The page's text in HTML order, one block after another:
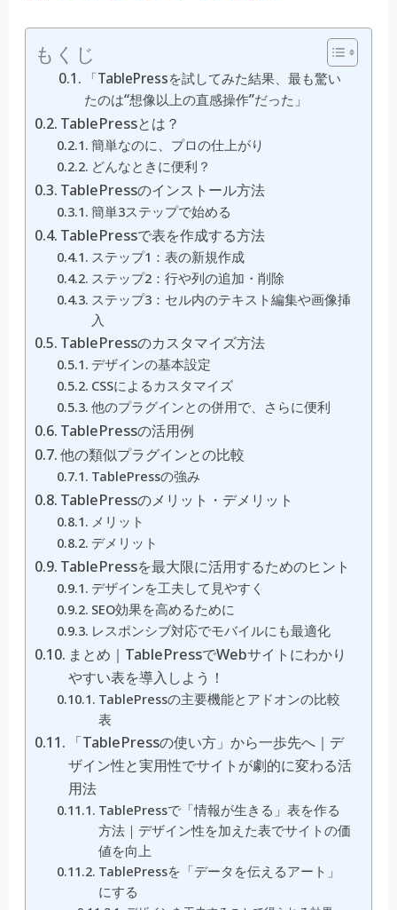
もくじ
「TablePressを試してみた結果、最も驚い
たのは“想像以上の直感操作”だった」
TablePressとは？
簡単なのに、プロの仕上がり
どんなときに便利？
TablePressのインストール方法
簡単3ステップで始める
TablePressで表を作成する方法
ステップ1：表の新規作成
ステップ2：行や列の追加・削除
ステップ3：セル内のテキスト編集や画像挿
入
TablePressのカスタマイズ方法
デザインの基本設定
CSSによるカスタマイズ
他のプラグインとの併用で、さらに便利
TablePressの活用例
他の類似プラグインとの比較
TablePressの強み
TablePressのメリット・デメリット
メリット
デメリット
TablePressを最大限に活用するためのヒント
デザインを工夫して見やすく
SEO効果を高めるために
レスポンシブ対応でモバイルにも最適化
まとめ｜TablePressでWebサイトにわかり
やすい表を導入しよう！
TablePressの主要機能とアドオンの比較
表
「TablePressの使い方」から一歩先へ｜デ
ザイン性と実用性でサイトが劇的に変わる活
用法
TablePressで「情報が生きる」表を作る
方法｜デザイン性を加えた表でサイトの価
値を向上
TablePressを「データを伝えるアート」
にする